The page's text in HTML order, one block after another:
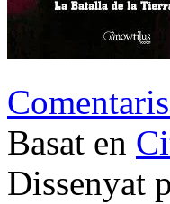
Comentaris
Basat en
Dissenyat